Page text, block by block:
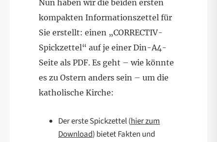
Nun haben wir die beiden ersten
kompakten Informationszettel für
Sie erstellt: einen „CORRECTIV-
Spickzettel“ auf je einer Din-A4-
Seite als PDF. Es geht – wie könnte
es zu Ostern anders sein – um die
katholische Kirche:
Der erste Spickzettel (hier zum
Download) bietet Fakten und